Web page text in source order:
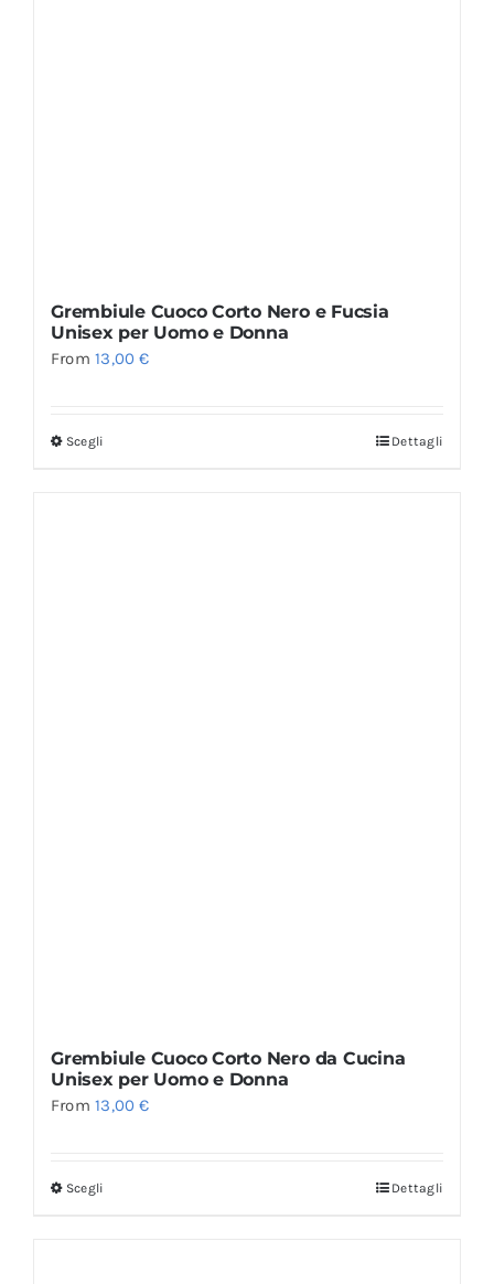
Grembiule Cuoco Corto Nero e Fucsia
Unisex per Uomo e Donna
From13,00€
Scegli Dettagli
Grembiule Cuoco Corto Nero da Cucina
Unisex per Uomo e Donna
From13,00€
Scegli Dettagli